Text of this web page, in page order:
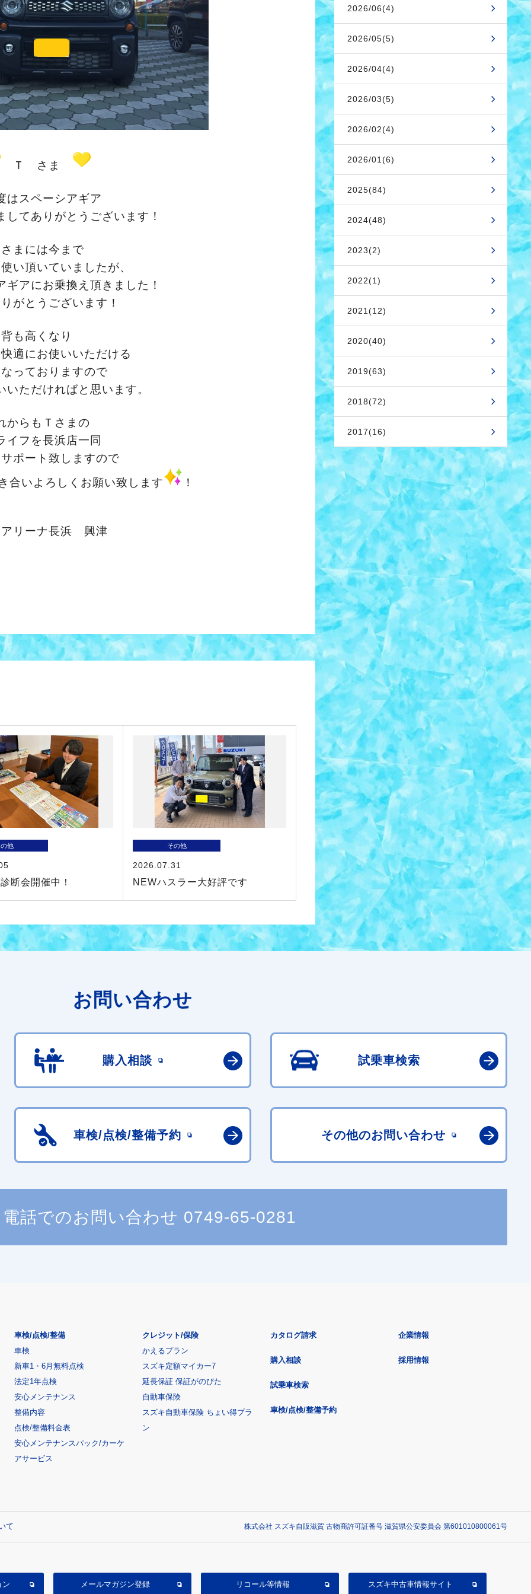
Ｔ さま
はスペーシアギア
してありがとうございます！
まには今まで
い頂いていましたが、
ギアにお乗換え頂きました！
がとうございます！
背も高くなり
適にお使いいただける
っておりますので
いただければと思います。
からもＴさまの
イフを長浜店一同
ポート致しますので
合いよろしくお願い致します
！
アリーナ長浜 興津
他
断会開催中！
その他
2026.07.31
NEWハスラー大好評です
2026/06(4)
2026/05(5)
2026/04(4)
2026/03(5)
2026/02(4)
2026/01(6)
2025(84)
2024(48)
2023(2)
2022(1)
2021(12)
2020(40)
2019(63)
2018(72)
2017(16)
お問い合わせ
購入相談 試乗車検索
車検/点検/整備予約 その他のお問い合わせ
電話でのお問い合わせ 0749-65-0281
車検/点検/整備
車検
新車1・6月無料点検
法定1年点検
安心メンテナンス
整備内容
点検/整備料金表
安心メンテナンスパック/カーケ
アサービス
クレジット/保険
かえるプラン
スズキ定額マイカー7
延長保証 保証がのびた
自動車保険
スズキ自動車保険 ちょい得プラ
ン
カタログ請求
購入相談
試乗車検索
車検/点検/整備予約
企業情報
採用情報
て 株式会社 スズキ自販滋賀 古物商許可証番号 滋賀県公安委員会 第601010800061号
ン メールマガジン登録 リコール等情報 スズキ中古車情報サイト